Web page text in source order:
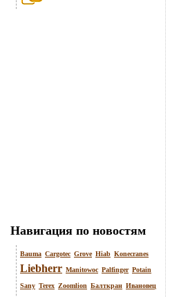
Навигация по новостям
Bauma Cargotec Grove Hiab Konecranes
Liebherr Manitowoc Palfinger Potain
Sany Terex Zoomlion Балткран Ивановец